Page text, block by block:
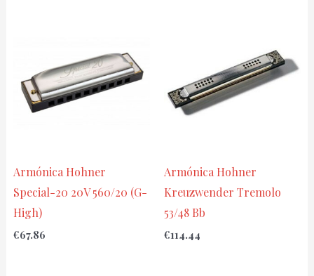
Armónica Hohner
Special-20 20V 560/20 (G-
High)
€67.86
Armónica Hohner
Kreuzwender Tremolo
53/48 Bb
€114.44